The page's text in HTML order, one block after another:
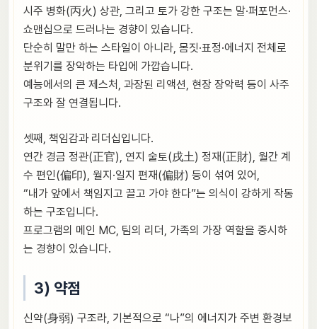
시주 병화(丙火) 상관, 그리고 토가 강한 구조는 말·퍼포먼스·
쇼맨십으로 드러나는 경향이 있습니다.
단순히 말만 하는 스타일이 아니라, 몸짓·표정·에너지 전체로
분위기를 장악하는 타입에 가깝습니다.
예능에서의 큰 제스처, 과장된 리액션, 현장 장악력 등이 사주
구조와 잘 연결됩니다.
셋째, 책임감과 리더십입니다.
연간 경금 정관(正官), 연지 술토(戌土) 정재(正財), 월간 계
수 편인(偏印), 월지·일지 편재(偏財) 등이 섞여 있어,
“내가 앞에서 책임지고 끌고 가야 한다”는 의식이 강하게 작동
하는 구조입니다.
프로그램의 메인 MC, 팀의 리더, 가족의 가장 역할을 중시하
는 경향이 있습니다.
3) 약점
신약(身弱) 구조라, 기본적으로 “나”의 에너지가 주변 환경보